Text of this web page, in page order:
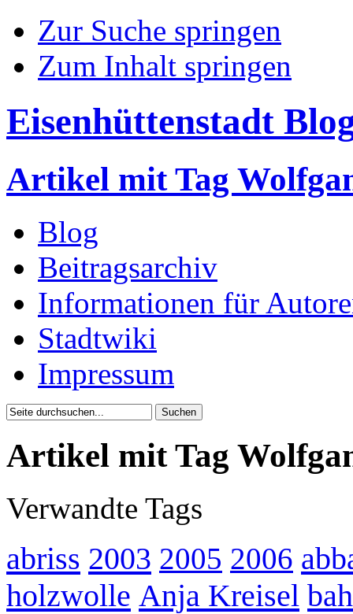
Zur Suche springen
Zum Inhalt springen
Eisenhüttenstadt
Artikel mit Tag
Blog
Beitragsarchiv
Informationen für
Stadtwiki
Impressum
Artikel mit Tag
Verwandte Tags
abriss 2003 2005 2006
holzwolle Anja Kreisel